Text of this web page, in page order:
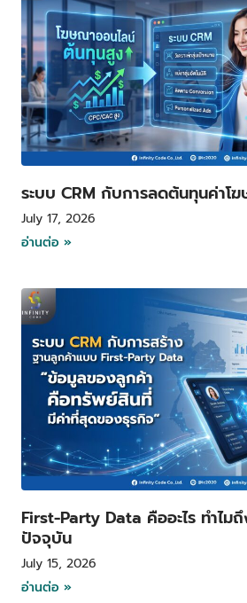
ระบบ CRM กับการลดต้นทุนค่าโ
July 17, 2026
อ่านต่อ »
First-Party Data คืออะไร ทำไ
ปัจจุบัน
July 15, 2026
อ่านต่อ »